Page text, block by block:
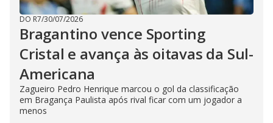
DO R7/30/07/2026
Bragantino vence Sporting
Cristal e avança às oitavas da Sul-
Americana
Zagueiro Pedro Henrique marcou o gol da classificação
em Bragança Paulista após rival ficar com um jogador a
menos